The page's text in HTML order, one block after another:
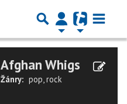
Afghan Whigs
Žánry: pop,rock